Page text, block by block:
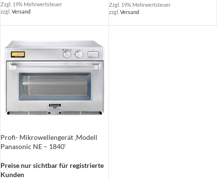
Zzgl. 19% Mehrwertsteuer
zzgl. Versand
Zzgl. 19% Mehrwertsteuer
zzgl. Versand
Profi- Mikrowellengerät ‚Modell
Panasonic NE – 1840‘
Preise nur sichtbar für registrierte
Kunden